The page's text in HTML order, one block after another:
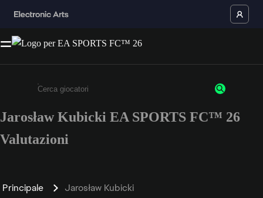
Inserisci un minimo di 3 caratteri o numeri.
Jarosław Kubicki EA SPORTS FC™ 26
Valutazioni
Principale Jarosław Kubicki